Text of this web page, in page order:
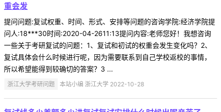
重会发
提问问题:复试权重、时间、形式、安排等问题的咨询学院:经济学院提
问人:18***30时间:2020-04-2611:13提问内容:老师您好！我想咨询
一些关于考研复试的问题：1、复试和初试的权重会发生变化吗？2、
复试具体会什么时候进行呢，因为需要联系到自己学校返校的事情，
所以希望能得到较确切的答案？3 ...
浙江大学考研问题 本站小编 浙江大学 2022-10-28